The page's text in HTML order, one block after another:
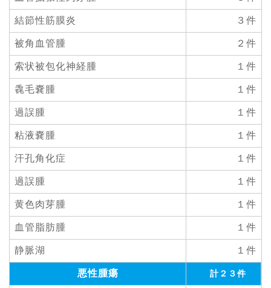
結節性筋膜炎 ３件
被角血管腫 ２件
索状被包化神経腫 １件
毳毛嚢腫 １件
過誤腫 １件
粘液嚢腫 １件
汗孔角化症 １件
過誤腫 １件
黄色肉芽腫 １件
血管脂肪腫 １件
静脈湖 １件
悪性腫瘍 計２３件